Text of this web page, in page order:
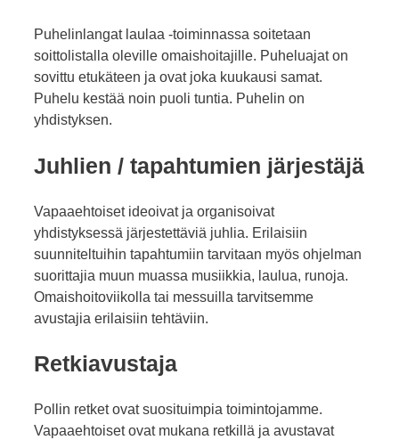
Puhelinlangat laulaa -toiminnassa soitetaan
soittolistalla oleville omaishoitajille. Puheluajat on
sovittu etukäteen ja ovat joka kuukausi samat.
Puhelu kestää noin puoli tuntia. Puhelin on
yhdistyksen.
Juhlien / tapahtumien järjestäjä
Vapaaehtoiset ideoivat ja organisoivat
yhdistyksessä järjestettäviä juhlia. Erilaisiin
suunniteltuihin tapahtumiin tarvitaan myös ohjelman
suorittajia muun muassa musiikkia, laulua, runoja.
Omaishoitoviikolla tai messuilla tarvitsemme
avustajia erilaisiin tehtäviin.
Retkiavustaja
Pollin retket ovat suosituimpia toimintojamme.
Vapaaehtoiset ovat mukana retkillä ja avustavat